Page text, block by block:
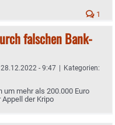
1
falschen Bank-
- 9:47 | Kategorien:
um mehr als 200.000 Euro
der Kripo